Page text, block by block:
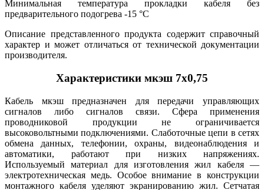
Минимальная температура прокладки кабеля без
предварительного подогрева -15 °С
Описание представленного продукта содержит справочный
характер и может отличаться от технической документации
производителя.
Характеристики мкэш 7х0,75
Кабель мкэш предназначен для передачи управляющих
сигналов либо сигналов связи. Сфера применения
проводниковой продукции не ограничивается
высоковольтными подключениями. Слаботочные цепи в сетях
обмена данных, телефонии, охраны, видеонаблюдения и
автоматики, работают при низких напряжениях.
Используемый материал для изготовления жил кабеля —
электротехническая медь. Особое внимание в конструкции
монтажного кабеля уделяют экранированию жил. Сетчатая